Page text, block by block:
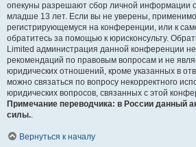
опекуны разрешают сбор личной информации
младше 13 лет. Если вы не уверены, применимо
регистрирующемуся на конференции, или к
обратитесь за помощью к юрисконсульту.
Limited администрация данной конференции
рекомендаций по правовым вопросам и не
юридических отношений, кроме указанных в
можно связаться по вопросу некорректного
юридических вопросов, связанных с этой
Примечание переводчика: в России данный
силы..
Вернуться к началу